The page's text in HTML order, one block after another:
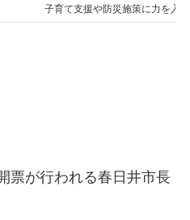
子育て支援や防災施策に力を入
票が行われる春日井市長